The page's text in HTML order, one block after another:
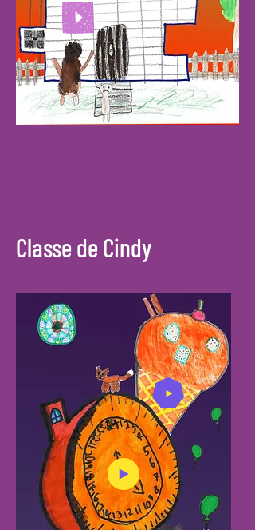
Classe de Cindy